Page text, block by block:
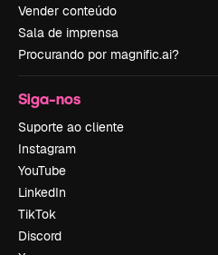
Vender conteúdo
Sala de imprensa
Procurando por magnific.ai?
Siga-nos
Suporte ao cliente
Instagram
YouTube
LinkedIn
TikTok
Discord